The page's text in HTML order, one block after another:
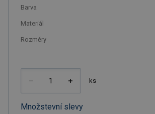
Barva
Materiál
Rozměry
ks
Množstevní slevy